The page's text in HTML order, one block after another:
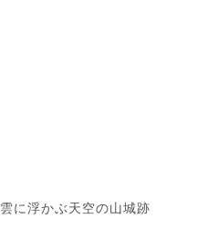
雲に浮かぶ天空の山城跡